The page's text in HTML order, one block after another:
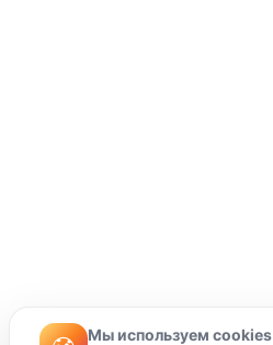
Мы используем cookies